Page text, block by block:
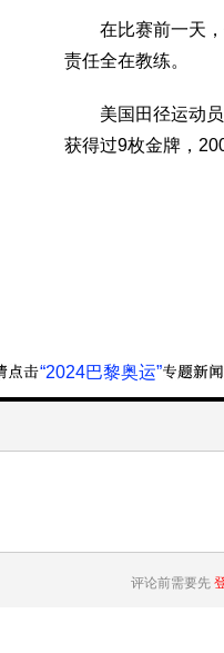
在比赛前一天，
责任全在教练。
美国田径运动员
获得过9枚金牌，
“2024巴黎奥运”
评论前需要先